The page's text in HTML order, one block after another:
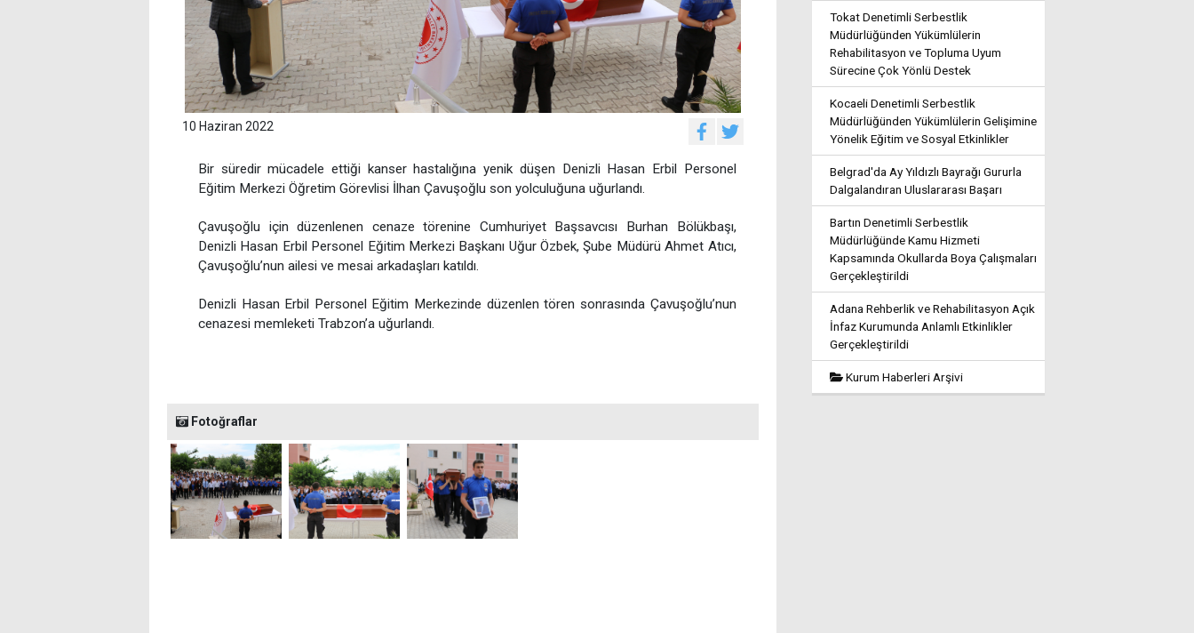
10 Haziran 2022
Bir süredir mücadele ettiği kanser hastalığına yenik düşen Denizli Hasan Erbil Personel
Eğitim Merkezi Öğretim Görevlisi İlhan Çavuşoğlu son yolculuğuna uğurlandı.
Çavuşoğlu için düzenlenen cenaze törenine Cumhuriyet Başsavcısı Burhan Bölükbaşı,
Denizli Hasan Erbil Personel Eğitim Merkezi Başkanı Uğur Özbek, Şube Müdürü Ahmet Atıcı,
Çavuşoğlu’nun ailesi ve mesai arkadaşları katıldı.
Denizli Hasan Erbil Personel Eğitim Merkezinde düzenlen tören sonrasında Çavuşoğlu’nun
cenazesi memleketi Trabzon’a uğurlandı.
Fotoğraflar
Tokat Denetimli Serbestlik
Müdürlüğünden Yükümlülerin
Rehabilitasyon ve Topluma Uyum
Sürecine Çok Yönlü Destek
Kocaeli Denetimli Serbestlik
Müdürlüğünden Yükümlülerin Gelişimine
Yönelik Eğitim ve Sosyal Etkinlikler
Belgrad'da Ay Yıldızlı Bayrağı Gururla
Dalgalandıran Uluslararası Başarı
Bartın Denetimli Serbestlik
Müdürlüğünde Kamu Hizmeti
Kapsamında Okullarda Boya Çalışmaları
Gerçekleştirildi
Adana Rehberlik ve Rehabilitasyon Açık
İnfaz Kurumunda Anlamlı Etkinlikler
Gerçekleştirildi
Kurum Haberleri Arşivi